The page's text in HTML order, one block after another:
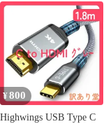
白色
¥800
Highwings USB Type C